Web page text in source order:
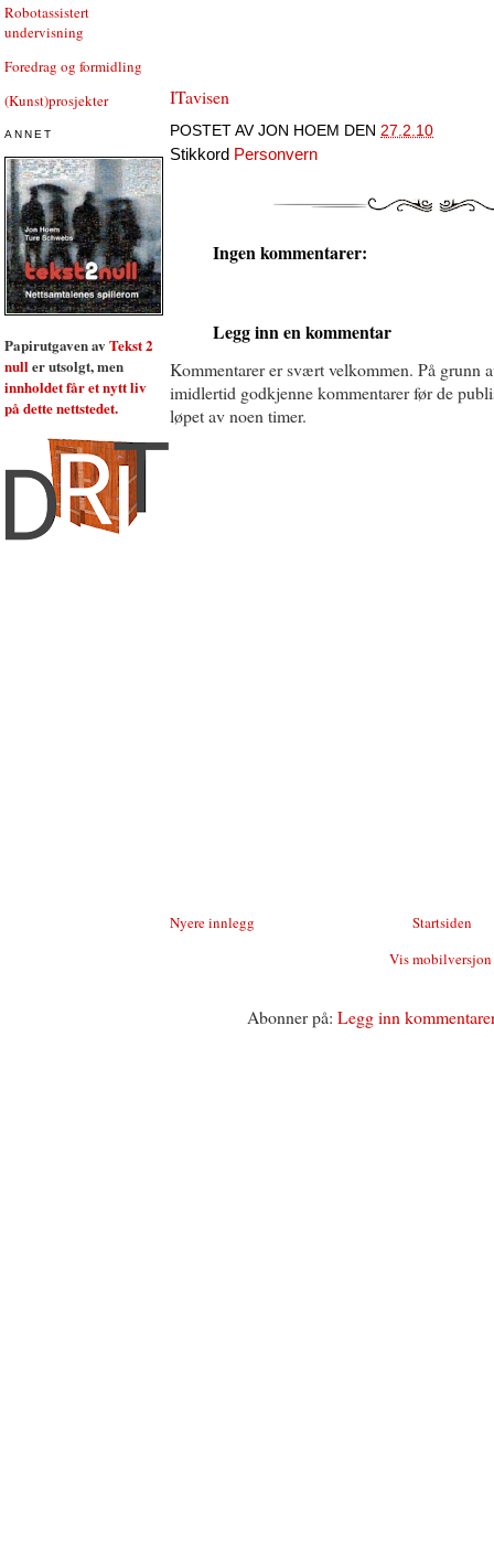
Robotassistert
undervisning
Foredrag og formidling
(Kunst)prosjekter
ANNET
Papirutgaven av Tekst 2
nuller utsolgt, men
innholdet får et nytt liv
på dette nettstedet.
ITavisen
POSTET AV JON HOEM DEN 27.2.10
Stikkord Personvern
Ingen kommentarer:
Legg inn en kommentar
Kommentarer er svært velkommen. På grunn
imidlertid godkjenne kommentarer før de
løpet av noen timer.
Nyere innlegg
Startsiden
Vis mobilversjon
Abonner på: Legg inn